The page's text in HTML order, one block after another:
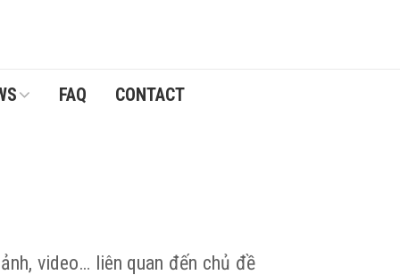
FAQ CONTACT
video… liên quan đến chủ đề